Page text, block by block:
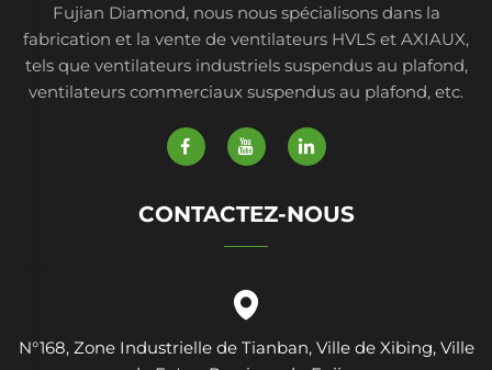
Fujian Diamond, nous nous spécialisons dans la
fabrication et la vente de ventilateurs HVLS et AXIAUX,
tels que ventilateurs industriels suspendus au plafond,
ventilateurs commerciaux suspendus au plafond, etc.
CONTACTEZ-NOUS
N°168, Zone Industrielle de Tianban, Ville de Xibing, Ville